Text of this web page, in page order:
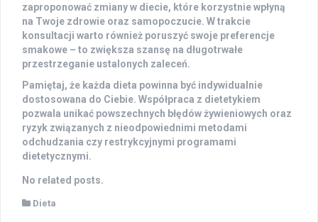
zaproponować zmiany w diecie, które korzystnie wpłyną
na Twoje zdrowie oraz samopoczucie. W trakcie
konsultacji warto również poruszyć swoje preferencje
smakowe – to zwiększa szansę na długotrwałe
przestrzeganie ustalonych zaleceń.
Pamiętaj, że każda dieta powinna być indywidualnie
dostosowana do Ciebie. Współpraca z dietetykiem
pozwala unikać powszechnych błędów żywieniowych oraz
ryzyk związanych z nieodpowiednimi metodami
odchudzania czy restrykcyjnymi programami
dietetycznymi.
No related posts.
Dieta